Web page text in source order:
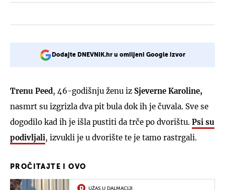
Dodajte DNEVNIK.hr u omiljeni Google izvor
Trenu Peed, 46-godišnju ženu iz Sjeverne Karoline,
nasmrt su izgrizla dva pit bula dok ih je čuvala. Sve se
dogodilo kad ih je išla pustiti da trče po dvorištu. Psi su
podivljali, izvukli je u dvorište te je tamo rastrgali.
PROČITAJTE I OVO
UŽAS U DALMACIJI